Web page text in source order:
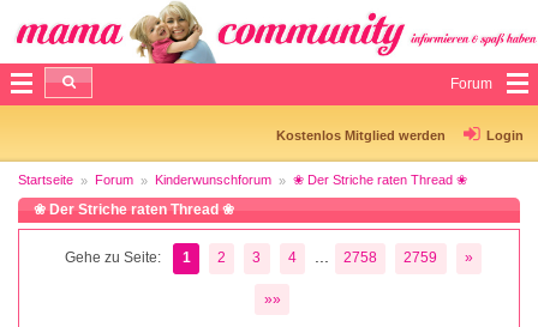
Forum
Kostenlos Mitglied werden Login
Startseite Forum Kinderwunschforum ❀ Der Striche raten Thread ❀
❀ Der Striche raten Thread ❀
Gehe zu Seite: 1 2 3 4 2758 2759 »
»»